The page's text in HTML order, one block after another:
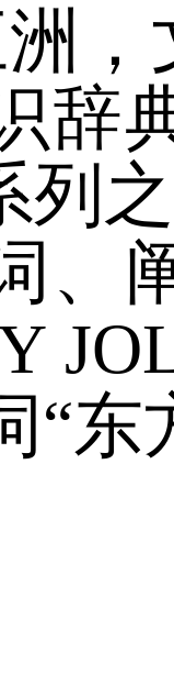
，
辞
列
、
“东